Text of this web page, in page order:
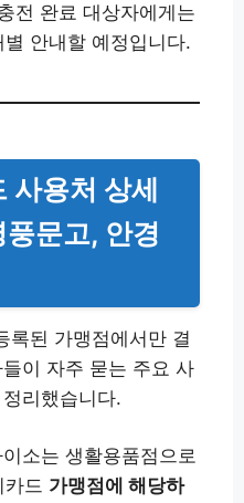
전 완료 대상자에게는
안내할 예정입니다.
사용처 상세
문고, 안경
록된 가맹점에서만 결
이 자주 묻는 주요 사
리했습니다.
소는 생활용품점으로
카드 가맹점에 해당하